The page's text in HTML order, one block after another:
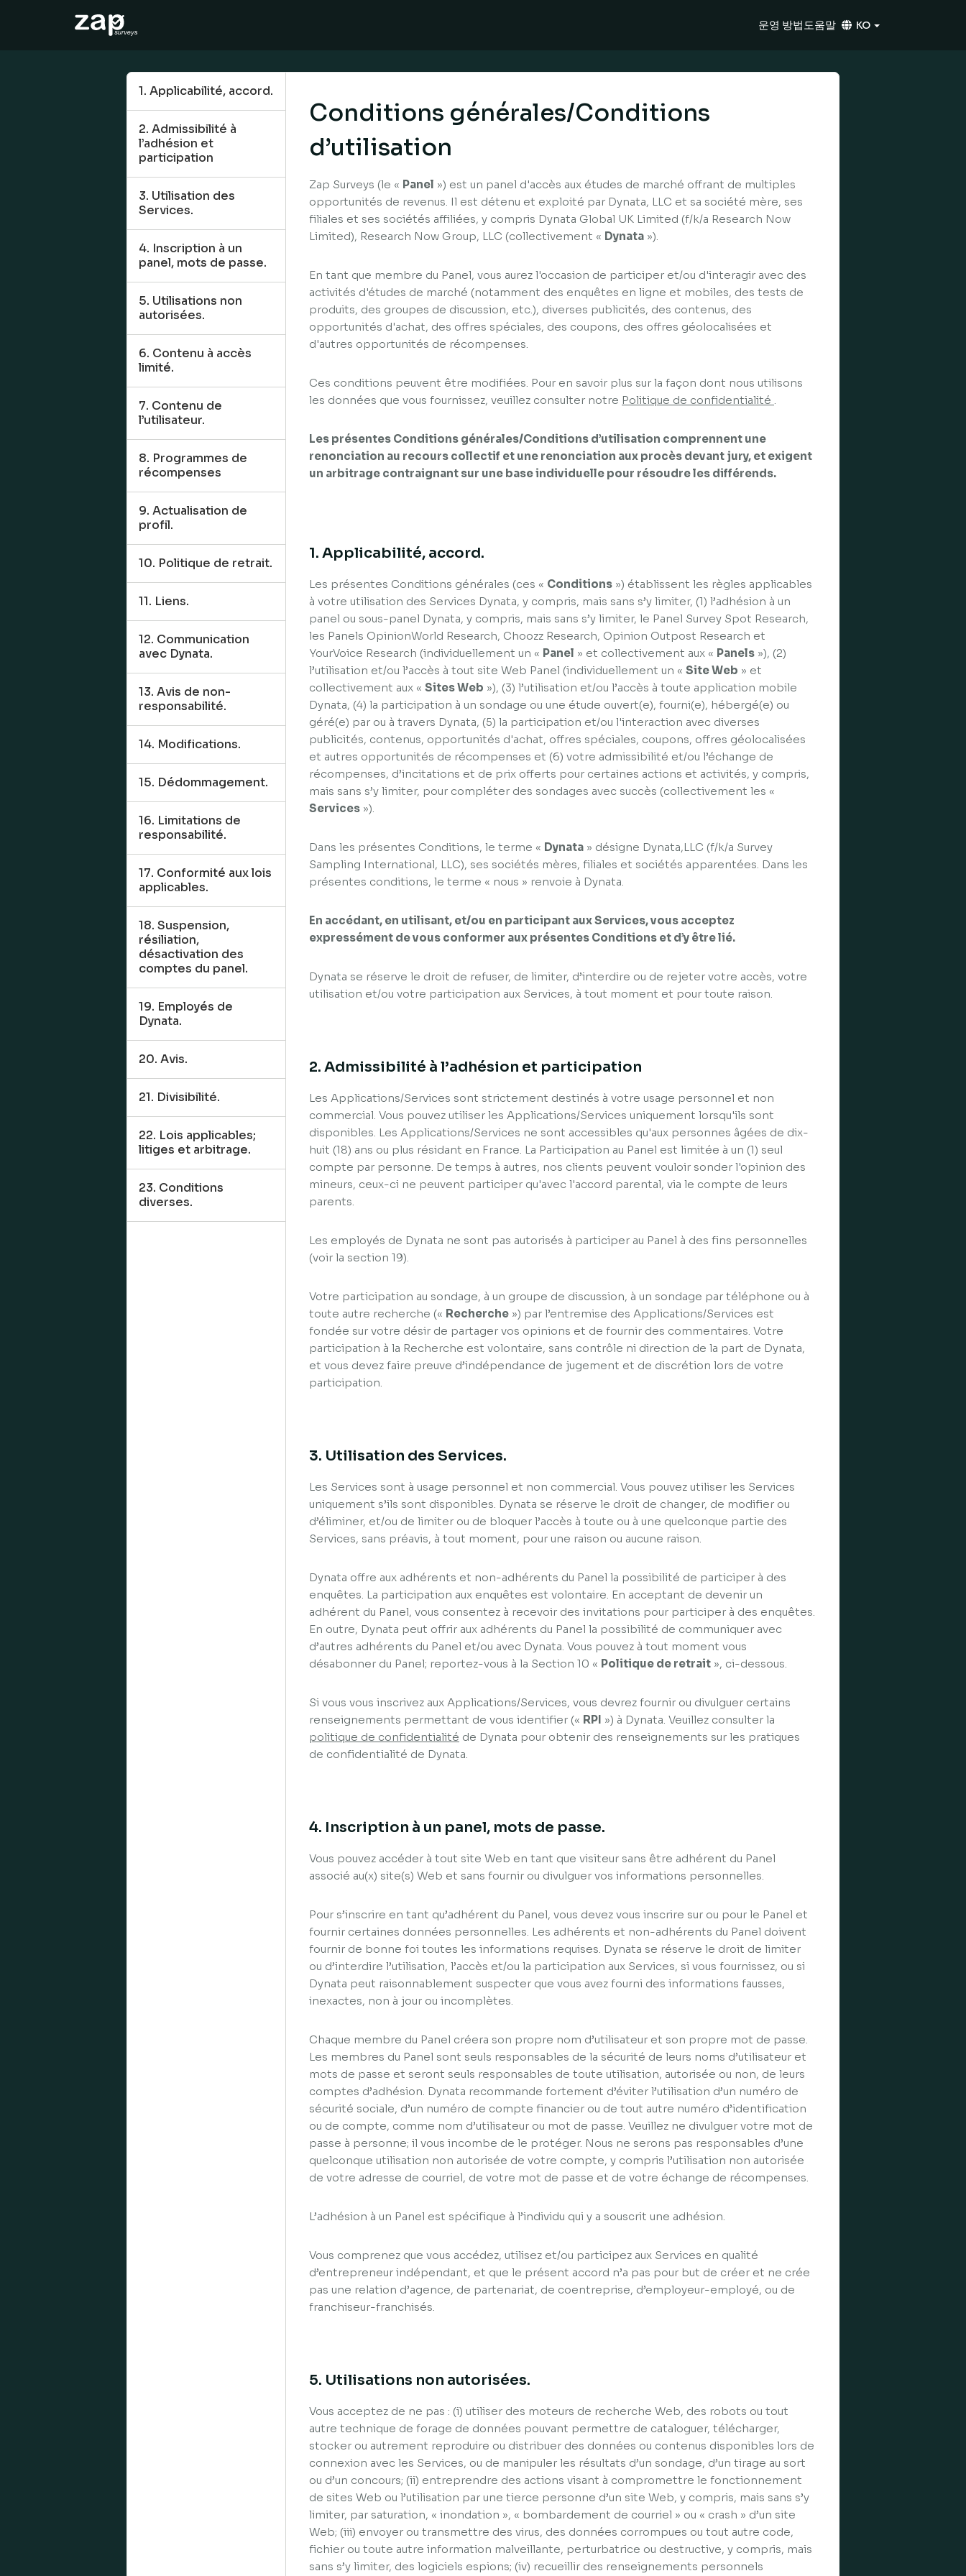
운영 방법도움말 KO
1. Applicabilité, accord.
2. Admissibilité à
l’adhésion et
participation
3. Utilisation des
Services.
4. Inscription à un
panel, mots de passe.
5. Utilisations non
autorisées.
6. Contenu à accès
limité.
7. Contenu de
l’utilisateur.
8. Programmes de
récompenses
9. Actualisation de
profil.
10. Politique de retrait.
11. Liens.
12. Communication
avec Dynata.
13. Avis de non-
responsabilité.
14. Modifications.
15. Dédommagement.
16. Limitations de
responsabilité.
17. Conformité aux lois
applicables.
18. Suspension,
résiliation,
désactivation des
comptes du panel.
19. Employés de
Dynata.
20. Avis.
21. Divisibilité.
22. Lois applicables;
litiges et arbitrage.
23. Conditions
diverses.
Conditions générales/Conditions
d’utilisation
Zap Surveys (le « Panel ») est un panel d'accès aux études de marché offrant de multiples
opportunités de revenus. Il est détenu et exploité par Dynata, LLC et sa société mère, ses
filiales et ses sociétés affiliées, y compris Dynata Global UK Limited (f/k/a Research Now
Limited), Research Now Group, LLC (collectivement « Dynata »).
En tant que membre du Panel, vous aurez l'occasion de participer et/ou d'interagir avec des
activités d'études de marché (notamment des enquêtes en ligne et mobiles, des tests de
produits, des groupes de discussion, etc.), diverses publicités, des contenus, des
opportunités d'achat, des offres spéciales, des coupons, des offres géolocalisées et
d'autres opportunités de récompenses.
Ces conditions peuvent être modifiées. Pour en savoir plus sur la façon dont nous utilisons
les données que vous fournissez, veuillez consulter notre Politique de confidentialité .
Les présentes Conditions générales/Conditions d’utilisation comprennent une
renonciation au recours collectif et une renonciation aux procès devant jury, et exigent
un arbitrage contraignant sur une base individuelle pour résoudre les différends.
1. Applicabilité, accord.
Les présentes Conditions générales (ces « Conditions ») établissent les règles applicables
à votre utilisation des Services Dynata, y compris, mais sans s’y limiter, (1) l’adhésion à un
panel ou sous-panel Dynata, y compris, mais sans s’y limiter, le Panel Survey Spot Research,
les Panels OpinionWorld Research, Choozz Research, Opinion Outpost Research et
YourVoice Research (individuellement un « Panel » et collectivement aux « Panels »), (2)
l’utilisation et/ou l’accès à tout site Web Panel (individuellement un « Site Web » et
collectivement aux « Sites Web »), (3) l’utilisation et/ou l’accès à toute application mobile
Dynata, (4) la participation à un sondage ou une étude ouvert(e), fourni(e), hébergé(e) ou
géré(e) par ou à travers Dynata, (5) la participation et/ou l'interaction avec diverses
publicités, contenus, opportunités d'achat, offres spéciales, coupons, offres géolocalisées
et autres opportunités de récompenses et (6) votre admissibilité et/ou l’échange de
récompenses, d’incitations et de prix offerts pour certaines actions et activités, y compris,
mais sans s’y limiter, pour compléter des sondages avec succès (collectivement les «
Services »).
Dans les présentes Conditions, le terme « Dynata » désigne Dynata,LLC (f/k/a Survey
Sampling International, LLC), ses sociétés mères, filiales et sociétés apparentées. Dans les
présentes conditions, le terme « nous » renvoie à Dynata.
En accédant, en utilisant, et/ou en participant aux Services, vous acceptez
expressément de vous conformer aux présentes Conditions et d’y être lié.
Dynata se réserve le droit de refuser, de limiter, d’interdire ou de rejeter votre accès, votre
utilisation et/ou votre participation aux Services, à tout moment et pour toute raison.
2. Admissibilité à l’adhésion et participation
Les Applications/Services sont strictement destinés à votre usage personnel et non
commercial. Vous pouvez utiliser les Applications/Services uniquement lorsqu'ils sont
disponibles. Les Applications/Services ne sont accessibles qu'aux personnes âgées de dix-
huit (18) ans ou plus résidant en France. La Participation au Panel est limitée à un (1) seul
compte par personne. De temps à autres, nos clients peuvent vouloir sonder l'opinion des
mineurs, ceux-ci ne peuvent participer qu'avec l'accord parental, via le compte de leurs
parents.
Les employés de Dynata ne sont pas autorisés à participer au Panel à des fins personnelles
(voir la section 19).
Votre participation au sondage, à un groupe de discussion, à un sondage par téléphone ou à
toute autre recherche (« Recherche ») par l’entremise des Applications/Services est
fondée sur votre désir de partager vos opinions et de fournir des commentaires. Votre
participation à la Recherche est volontaire, sans contrôle ni direction de la part de Dynata,
et vous devez faire preuve d’indépendance de jugement et de discrétion lors de votre
participation.
3. Utilisation des Services.
Les Services sont à usage personnel et non commercial. Vous pouvez utiliser les Services
uniquement s’ils sont disponibles. Dynata se réserve le droit de changer, de modifier ou
d’éliminer, et/ou de limiter ou de bloquer l’accès à toute ou à une quelconque partie des
Services, sans préavis, à tout moment, pour une raison ou aucune raison.
Dynata offre aux adhérents et non-adhérents du Panel la possibilité de participer à des
enquêtes. La participation aux enquêtes est volontaire. En acceptant de devenir un
adhérent du Panel, vous consentez à recevoir des invitations pour participer à des enquêtes.
En outre, Dynata peut offrir aux adhérents du Panel la possibilité de communiquer avec
d’autres adhérents du Panel et/ou avec Dynata. Vous pouvez à tout moment vous
désabonner du Panel; reportez-vous à la Section 10 « Politique de retrait », ci-dessous.
Si vous vous inscrivez aux Applications/Services, vous devrez fournir ou divulguer certains
renseignements permettant de vous identifier (« RPI ») à Dynata. Veuillez consulter la
politique de confidentialité de Dynata pour obtenir des renseignements sur les pratiques
de confidentialité de Dynata.
4. Inscription à un panel, mots de passe.
Vous pouvez accéder à tout site Web en tant que visiteur sans être adhérent du Panel
associé au(x) site(s) Web et sans fournir ou divulguer vos informations personnelles.
Pour s’inscrire en tant qu’adhérent du Panel, vous devez vous inscrire sur ou pour le Panel et
fournir certaines données personnelles. Les adhérents et non-adhérents du Panel doivent
fournir de bonne foi toutes les informations requises. Dynata se réserve le droit de limiter
ou d’interdire l’utilisation, l’accès et/ou la participation aux Services, si vous fournissez, ou si
Dynata peut raisonnablement suspecter que vous avez fourni des informations fausses,
inexactes, non à jour ou incomplètes.
Chaque membre du Panel créera son propre nom d’utilisateur et son propre mot de passe.
Les membres du Panel sont seuls responsables de la sécurité de leurs noms d’utilisateur et
mots de passe et seront seuls responsables de toute utilisation, autorisée ou non, de leurs
comptes d’adhésion. Dynata recommande fortement d’éviter l’utilisation d’un numéro de
sécurité sociale, d’un numéro de compte financier ou de tout autre numéro d’identification
ou de compte, comme nom d’utilisateur ou mot de passe. Veuillez ne divulguer votre mot de
passe à personne; il vous incombe de le protéger. Nous ne serons pas responsables d’une
quelconque utilisation non autorisée de votre compte, y compris l’utilisation non autorisée
de votre adresse de courriel, de votre mot de passe et de votre échange de récompenses.
L’adhésion à un Panel est spécifique à l’individu qui y a souscrit une adhésion.
Vous comprenez que vous accédez, utilisez et/ou participez aux Services en qualité
d’entrepreneur indépendant, et que le présent accord n’a pas pour but de créer et ne crée
pas une relation d’agence, de partenariat, de coentreprise, d’employeur-employé, ou de
franchiseur-franchisés.
5. Utilisations non autorisées.
Vous acceptez de ne pas : (i) utiliser des moteurs de recherche Web, des robots ou tout
autre technique de forage de données pouvant permettre de cataloguer, télécharger,
stocker ou autrement reproduire ou distribuer des données ou contenus disponibles lors de
connexion avec les Services, ou de manipuler les résultats d’un sondage, d’un tirage au sort
ou d’un concours; (ii) entreprendre des actions visant à compromettre le fonctionnement
de sites Web ou l’utilisation par une tierce personne d’un site Web, y compris, mais sans s’y
limiter, par saturation, « inondation », « bombardement de courriel » ou « crash » d’un site
Web; (iii) envoyer ou transmettre des virus, des données corrompues ou tout autre code,
fichier ou toute autre information malveillante, perturbatrice ou destructive, y compris, mais
sans s’y limiter, des logiciels espions; (iv) recueillir des renseignements personnels